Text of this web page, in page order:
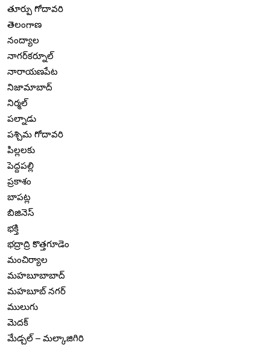
తూర్పు గోదావరి
తెలంగాణ
నంద్యాల
నాగర్‌కర్నూల్
నారాయణపేట
నిజామాబాద్
నిర్మల్
పల్నాడు
పశ్చిమ గోదావరి
పిల్లలకు
పెద్దపల్లి
ప్రకాశం
బాపట్ల
బిజినెస్
భక్తి
భద్రాద్రి కొత్తగూడెం
మంచిర్యాల
మహబూబాబాద్
మహబూబ్ నగర్
ములుగు
మెదక్
మేడ్చల్ – మల్కాజిగిరి